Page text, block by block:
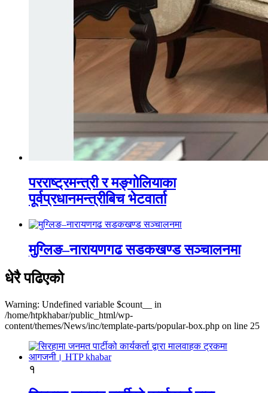
परराष्ट्रमन्त्री र मङ्गोलियाका
पूर्वप्रधानमन्त्रीबिच भेटवार्ता
मुग्लिङ–नारायणगढ सडकखण्ड सञ्चालनमा
धेरै पढिएको
Warning: Undefined variable $count__ in
/home/htpkhabar/public_html/wp-
content/themes/News/inc/template-parts/popular-box.php on line 25
१